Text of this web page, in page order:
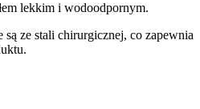
lekkim i wodoodpornym.
ze stali chirurgicznej, co zapewnia